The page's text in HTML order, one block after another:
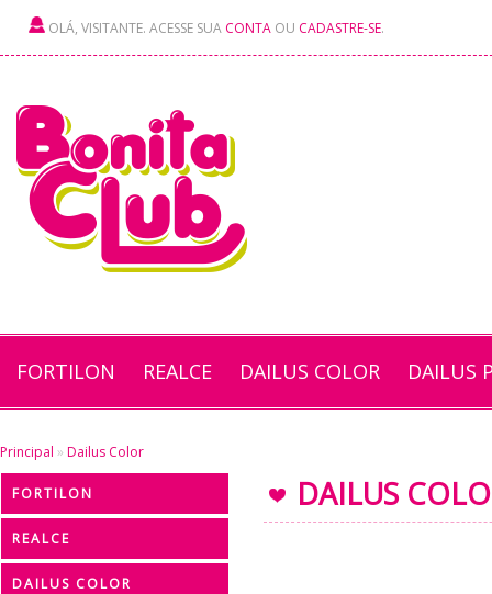
OLÁ, VISITANTE. ACESSE SUA CONTA OU CADASTRE-SE.
FORTILON REALCE DAILUS COLOR DAILUS
Principal » Dailus Color
FORTILON
REALCE
DAILUS COLOR
DAILUS